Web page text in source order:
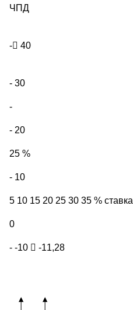
ЧПД
- 40
- 30
-
- 20
25 %
- 10
5 10 15 20 25 30 35 % ставка
0
- -10  -11,28